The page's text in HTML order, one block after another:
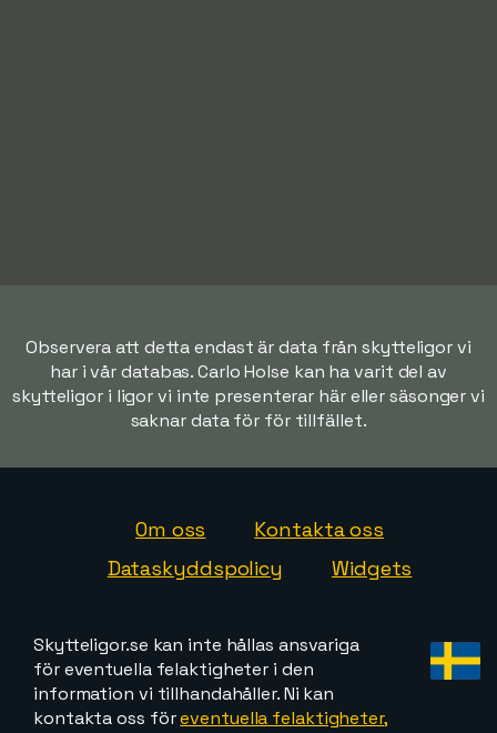
Observera att detta endast är data från skytteligor vi
har i vår databas. Carlo Holse kan ha varit del av
skytteligor i ligor vi inte presenterar här eller säsonger vi
saknar data för för tillfället.
Om oss
Kontakta oss
Dataskyddspolicy
Widgets
Skytteligor.se kan inte hållas ansvariga
för eventuella felaktigheter i den
information vi tillhandahåller. Ni kan
kontakta oss föreventuella felaktigheter,